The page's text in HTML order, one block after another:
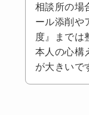
相談所の場
ール添削や
度』までは
本人の心構
が大きいで